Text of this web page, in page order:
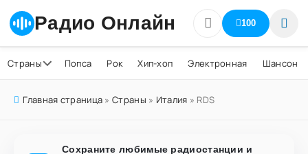
Радио Онлайн 100
Страны Попса Рок Хип-хоп Электронная Шансон
Главная страница »Страны » Италия » RDS
Сохраните любимые радиостанции и